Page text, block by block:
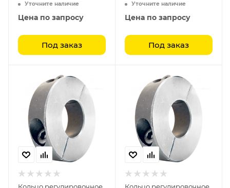
Уточните наличие
Цена по запросу
Под заказ
Уточните наличие
Цена по запросу
Под заказ